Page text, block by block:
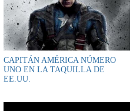
CAPITÁN AMÉRICA NÚMERO
UNO EN LA TAQUILLA DE
EE.UU.